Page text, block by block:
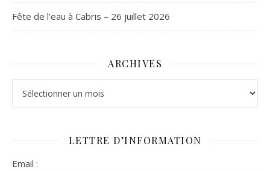
Fête de l’eau à Cabris – 26 juillet 2026
ARCHIVES
LETTRE D’INFORMATION
Email :